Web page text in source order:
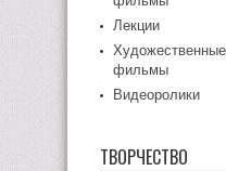
Лекции
Художественные
фильмы
Видеоролики
ТВОРЧЕСТВО